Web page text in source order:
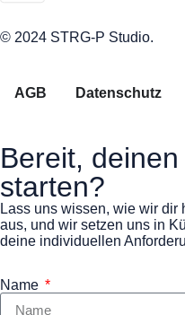
© 2024 STRG-P Studio.
AGB Datenschutz
Bereit,
starten?
Lass uns wissen, wie wir
aus, und wir setzen uns in
deine individuellen
Name